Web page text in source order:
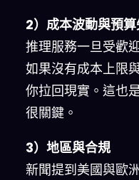
2）成本波動與預
推理服務一旦受歡
如果沒有成本上限
你拉回現實。這也
很關鍵。
3）地區與合規
新聞提到美國與歐